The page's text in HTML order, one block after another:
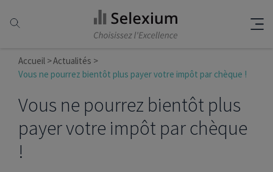
Accueil
Actualités
Vous ne pourrez bientôt plus payer votre impôt par chèque !
Vous ne pourrez bientôt plus
payer votre impôt par chèque
!